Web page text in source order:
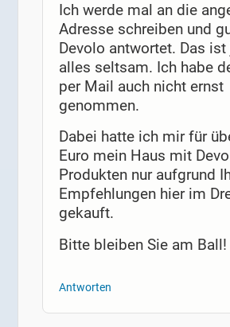
Ich werde mal an die
Adresse schreiben und
Devolo antwortet. Das
alles seltsam. Ich habe
per Mail auch nicht ernst
genommen.
Dabei hatte ich mir für
Euro mein Haus mit
Produkten nur aufgrund
Empfehlungen hier im
gekauft.
Bitte bleiben Sie am Ball!
Antworten